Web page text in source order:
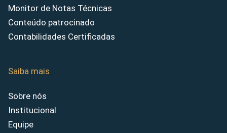
Monitor de Notas Técnicas
Conteúdo patrocinado
Contabilidades Certificadas
Saiba mais
Sobre nós
Institucional
Equipe